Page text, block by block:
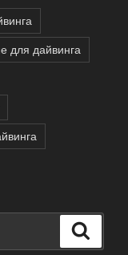
для дайвинга